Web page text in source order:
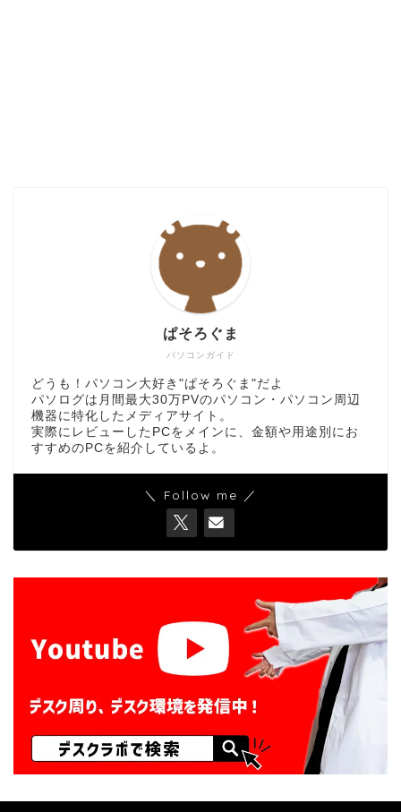
パソコンガイド
ぱそろぐま
どうも！パソコン大好き"ぱそろぐま"だよ
パソログは月間最大30万PVのパソコン・パソコン周辺
機器に特化したメディアサイト。
実際にレビューしたPCをメインに、金額や用途別にお
すすめのPCを紹介しているよ。
＼ Follow me ／